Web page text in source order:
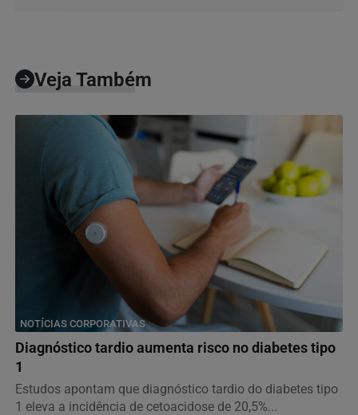
Veja Também
NOTÍCIAS CORPORATIVAS
Diagnóstico tardio aumenta risco no diabetes tipo
1
Estudos apontam que diagnóstico tardio do diabetes tipo
1 eleva a incidência de cetoacidose de 20,5%...